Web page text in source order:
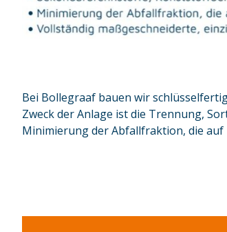
Bei Bollegraaf bauen wir
Zweck der Anlage ist die Trennung,
Minimierung der Abfallfraktion, die